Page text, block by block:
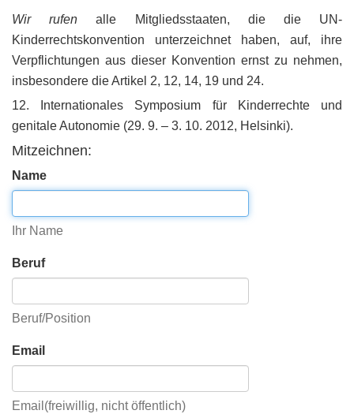
Wir rufenalle Mitgliedsstaaten, die die UN-
Kinderrechtskonvention unterzeichnet haben, auf, ihre
Verpflichtungen aus dieser Konvention ernst zu nehmen,
insbesondere die Artikel 2, 12, 14, 19 und 24.
12. Internationales Symposium für Kinderrechte und
genitale Autonomie (29. 9. – 3. 10. 2012, Helsinki).
Mitzeichnen:
Name
Ihr Name
Beruf
Beruf/Position
Email
Email(freiwillig, nicht öffentlich)